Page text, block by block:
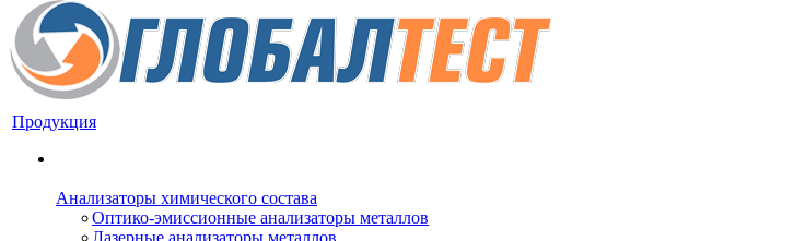
Продукция
Анализаторы химического состава
Оптико-эмиссионные анализаторы металлов
Лазерные анализаторы металлов